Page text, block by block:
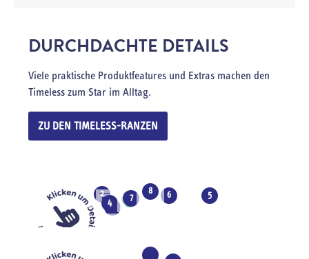
DURCHDACHTE DETAILS
Viele praktische Produktfeatures und Extras machen den
Timeless zum Star im Alltag.
ZU DEN TIMELESS-RANZEN
1
2
3
4
5
6
7
8
1